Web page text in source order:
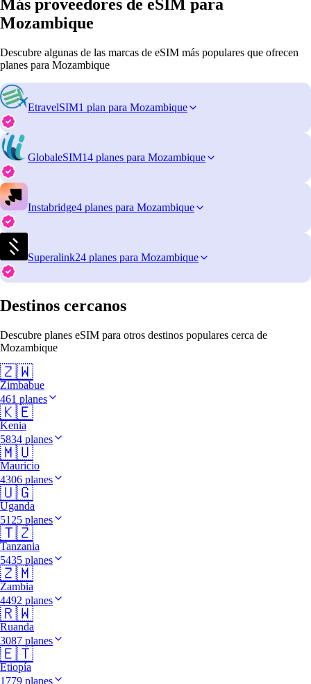
Más proveedores de eSIM para
Mozambique
Descubre algunas de las marcas de eSIM más populares que ofrecen
planes para Mozambique
EtravelSIM1 plan para Mozambique
GlobaleSIM14 planes para Mozambique
Instabridge4 planes para Mozambique
Superalink24 planes para Mozambique
Destinos cercanos
Descubre planes eSIM para otros destinos populares cerca de
Mozambique
🇿🇼
Zimbabue
461 planes
🇰🇪
Kenia
5834 planes
🇲🇺
Mauricio
4306 planes
🇺🇬
Uganda
5125 planes
🇹🇿
Tanzania
5435 planes
🇿🇲
Zambia
4492 planes
🇷🇼
Ruanda
3087 planes
🇪🇹
Etiopía
1779 planes